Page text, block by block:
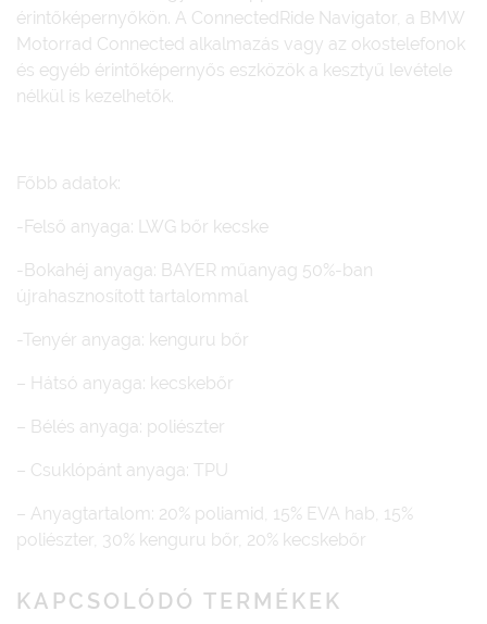
érintőképernyőkön. A ConnectedRide Navigator, a BMW
Motorrad Connected alkalmazás vagy az okostelefonok
és egyéb érintőképernyős eszközök a kesztyű levétele
nélkül is kezelhetők.
Főbb adatok:
-Felső anyaga: LWG bőr kecske
-Bokahéj anyaga: BAYER műanyag 50%-ban
újrahasznosított tartalommal
-Tenyér anyaga: kenguru bőr
– Hátsó anyaga: kecskebőr
– Bélés anyaga: poliészter
– Csuklópánt anyaga: TPU
– Anyagtartalom: 20% poliamid, 15% EVA hab, 15%
poliészter, 30% kenguru bőr, 20% kecskebőr
KAPCSOLÓDÓ TERMÉKEK